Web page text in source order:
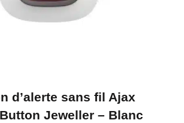
d’alerte sans fil Ajax
Jeweller – Blanc